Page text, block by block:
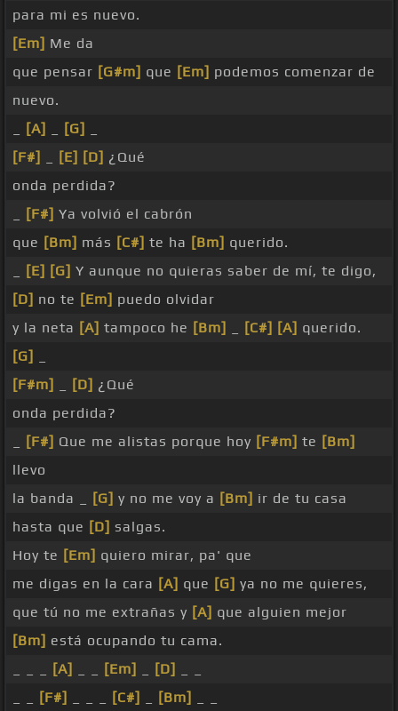
para mi es nuevo.
[Em] Me da
que pensar [G#m] que [Em] podemos comenzar de
nuevo.
[A] [G]
[F#]
[E] [D] ¿Qué
onda perdida?
[F#] Ya volvió el cabrón
que [Bm] más [C#] te ha [Bm] querido.
[E] [G] Y aunque no quieras saber de mí, te digo,
[D] no te [Em] puedo olvidar
y la neta [A] tampoco he [Bm] [C#] [A] querido.
[G]
[F#m]
[D] ¿Qué
onda perdida?
[F#] Que me alistas porque hoy [F#m] te [Bm]
llevo
la banda _
[G] y no me voy a [Bm] ir de tu casa
hasta que [D] salgas.
Hoy te [Em] quiero mirar, pa' que
me digas en la cara [A] que [G] ya no me quieres,
que tú no me extrañas y [A] que alguien mejor
[Bm] está ocupando tu cama.
[A] [Em] [D]
[F#] [C#] [Bm]